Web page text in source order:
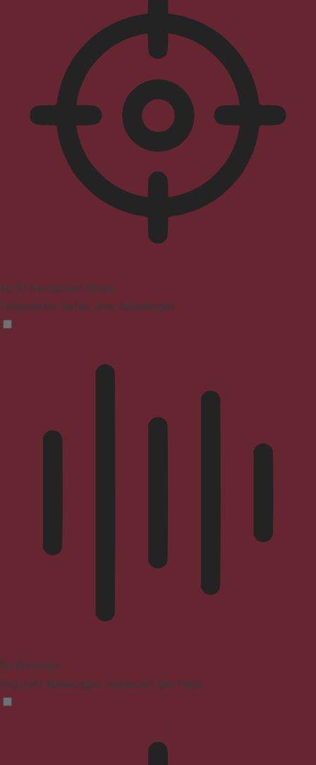
ADHD-freundlicher Modus
Fokussiertes Surfen, ohne Ablenkungen
Blindenmodus
Reduziert Ablenkungen, verbessert den Fokus